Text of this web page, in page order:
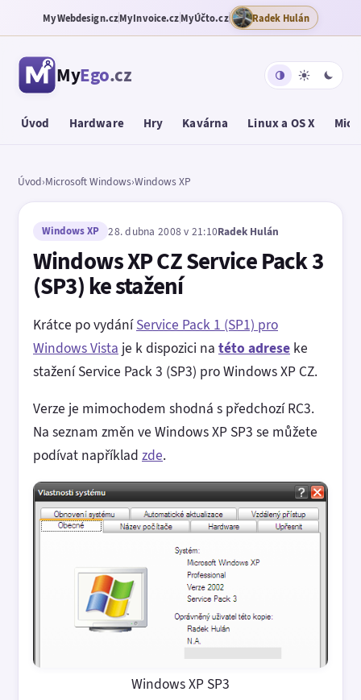
MyWebdesign.czMyInvoice.czMyÚčto.cz Radek Hulán
MyEgo.cz
Úvod Hardware Hry Kavárna Linux a OS X
Úvod›Microsoft Windows›Windows XP
Windows XP 28. dubna 2008 v 21:10Radek Hulán
Windows XP CZ Service Pack 3
(SP3) ke stažení
Krátce po vydáníService Pack 1 (SP1) pro
Windows Vista je k dispozici na této adrese ke
stažení Service Pack 3 (SP3) pro Windows XP CZ.
Verze je mimochodem shodná s předchozí RC3.
Na seznam změn ve Windows XP SP3 se můžete
podívat například zde.
Windows XP SP3